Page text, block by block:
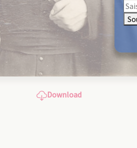
Download